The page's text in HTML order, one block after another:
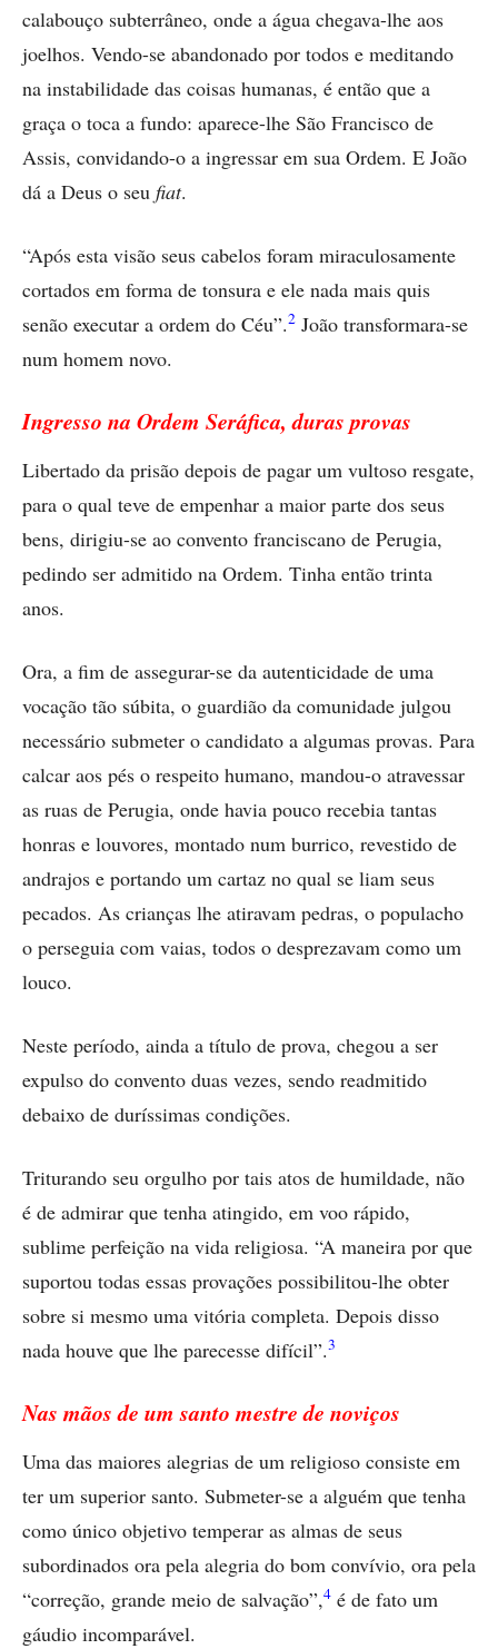
calabouço subterrâneo, onde a água chegava-lhe aos
joelhos. Vendo-se abandonado por todos e meditando
na instabilidade das coisas humanas, é então que a
graça o toca a fundo: aparece-lhe São Francisco de
Assis, convidando-o a ingressar em sua Ordem. E João
dá a Deus o seu fiat.
“Após esta visão seus cabelos foram miraculosamente
cortados em forma de tonsura e ele nada mais quis
senão executar a ordem do Céu”.2 João transformara-se
num homem novo.
Ingresso na Ordem Seráfica, duras provas
Libertado da prisão depois de pagar um vultoso resgate,
para o qual teve de empenhar a maior parte dos seus
bens, dirigiu-se ao convento franciscano de Perugia,
pedindo ser admitido na Ordem. Tinha então trinta
anos.
Ora, a fim de assegurar-se da autenticidade de uma
vocação tão ­súbita, o guardião da comunidade julgou
necessário submeter o candidato a algumas provas. Para
calcar aos pés o respeito humano, mandou-o atravessar
as ruas de Perugia, onde havia pouco recebia tantas
honras e louvores, montado num burrico, revestido de
andrajos e portando um cartaz no qual se liam seus
pecados. As crianças lhe atiravam pedras, o populacho
o perseguia com vaias, todos o desprezavam como um
louco.
Neste período, ainda a título de prova, chegou a ser
expulso do convento duas vezes, sendo readmitido
debaixo de duríssimas condições.
Triturando seu orgulho por tais atos de humildade, não
é de admirar que tenha atingido, em voo rápido,
sublime perfeição na vida religiosa. “A maneira por que
suportou todas essas provações possibilitou-lhe obter
sobre si mesmo uma vitória completa. Depois disso
nada houve que lhe parecesse difícil”.3
Nas mãos de um santo mestre de noviços
Uma das maiores alegrias de um religioso consiste em
ter um superior santo. Submeter-se a alguém que tenha
como único objetivo temperar as almas de seus
subordinados ora pela alegria do bom convívio, ora pela
“correção, grande meio de salvação”,4 é de fato um
gáudio incomparável.